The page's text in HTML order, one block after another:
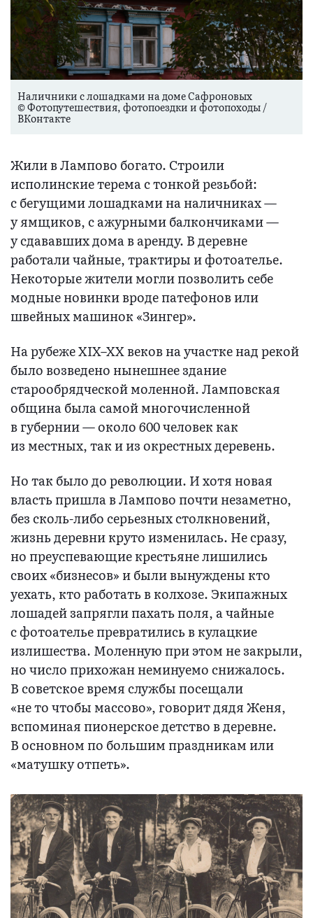
Наличники с лошадками на доме Сафроновых
© Фотопутешествия, фотопоездки и фотопоходы /
ВКонтакте
Жили в Лампово богато. Строили
исполинские терема с тонкой резьбой:
c бегущими лошадками на наличниках —
у ямщиков, с ажурными балкончиками —
у сдававших дома в аренду. В деревне
работали чайные, трактиры и фотоателье.
Некоторые жители могли позволить себе
модные новинки вроде патефонов или
швейных машинок «Зингер».
На рубеже XIX–XX веков на участке над рекой
было возведено нынешнее здание
старообрядческой моленной. Ламповская
община была самой многочисленной
в губернии — около 600 человек как
из местных, так и из окрестных деревень.
Но так было до революции. И хотя новая
власть пришла в Лампово почти незаметно,
без сколь-либо серьезных столкновений,
жизнь деревни круто изменилась. Не сразу,
но преуспевающие крестьяне лишились
своих «бизнесов» и были вынуждены кто
уехать, кто работать в колхозе. Экипажных
лошадей запрягли пахать поля, а чайные
с фотоателье превратились в кулацкие
излишества. Моленную при этом не закрыли,
но число прихожан неминуемо снижалось.
В советское время службы посещали
«не то чтобы массово», говорит дядя Женя,
вспоминая пионерское детство в деревне.
В основном по большим праздникам или
«матушку отпеть».